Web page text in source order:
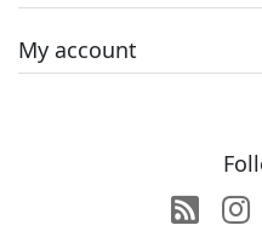
My account
RSS